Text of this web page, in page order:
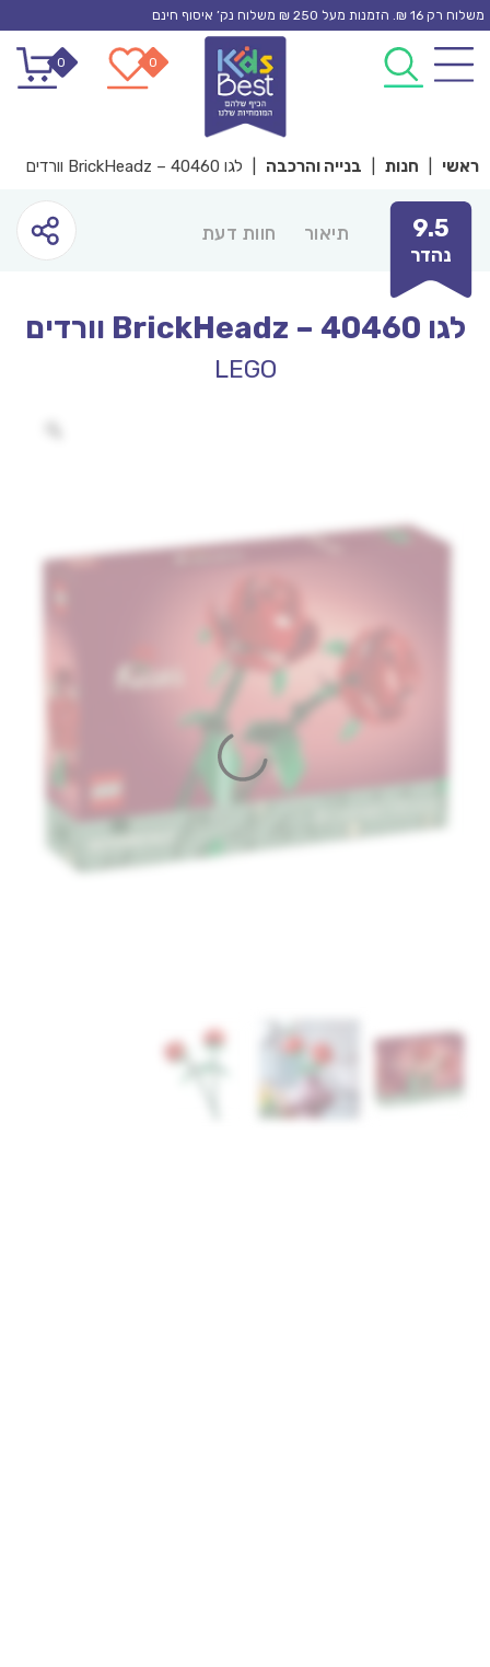
Skip
content
משלוח רק 16 ₪. הזמנות מעל 250 ₪ משלוח נק’ איסוף חינם
0
0
ראשי חנות בנייה והרכבה לגו 40460 – BrickHeadz וורדים
9.5
נהדר
תיאור חוות דעת
לגו 40460 – BrickHeadz וורדים
LEGO